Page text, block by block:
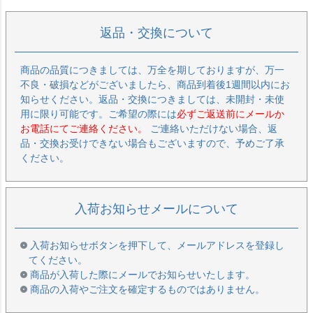
返品・交換について
商品の品質につきましては、万全を期しておりますが、万一
不良・破損などがございましたら、商品到着後1週間以内にお
知らせください。返品・交換につきましては、未開封・未使
用に限り可能です。ご希望の際には必ずご返送前にメールか
お電話にてご連絡ください。
ご連絡いただけない場合、返
品・交換お受けできない場合もございますので、予めご了承
ください。
入荷お知らせメールについて
入荷お知らせボタンを押下して、メールアドレスを登録し
てください。
商品が入荷した際にメールでお知らせいたします。
商品の入荷やご注文を確定するものではありません。